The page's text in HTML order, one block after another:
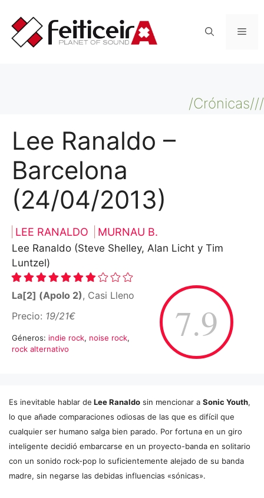
contenido
/Crónicas///
Lee Ranaldo –
Barcelona
(24/04/2013)
LEE RANALDO MURNAU B.
Lee Ranaldo (Steve Shelley, Alan Licht y Tim
Luntzel)
7.9
La[2] (Apolo 2), Casi Lleno
Precio: 19/21€
Géneros: indie rock, noise rock,
rock alternativo
Es inevitable hablar de Lee Ranaldo sin mencionar a Sonic Youth,
lo que añade comparaciones odiosas de las que es difícil que
cualquier ser humano salga bien parado. Por fortuna en un giro
inteligente decidió embarcarse en un proyecto-banda en solitario
con un sonido rock-pop lo suficientemente alejado de su banda
madre, sin negarse las debidas influencias «sónicas».